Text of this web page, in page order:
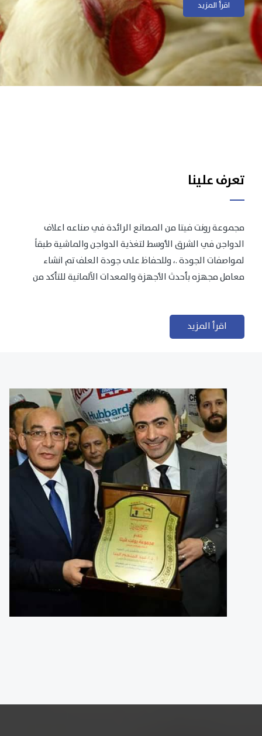
اقرأ المزيد
اقرأ المزيد
تعرف علينا
مجموعة رونت فيتا من المصانع الرائدة في صناعه اعلاف
الدواجن في الشرق الأوسط لتغذية الدواجن والماشية طبقاً
لمواصفات الجودة .، وللحفاظ على جودة العلف تم انشاء
معامل مجهزه بأحدث الأجهزة والمعدات الآلمانية للتأكد من
اقرأ المزيد